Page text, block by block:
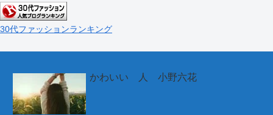
30代ファッションランキング
かわいい 人 小野六花